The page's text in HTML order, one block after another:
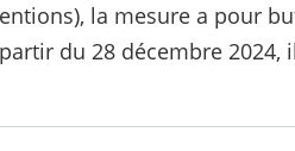
la mesure a pour
du 28 décembre 2024,